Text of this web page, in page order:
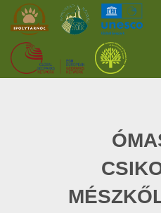
STAROVEKÉ POMPEJE
UDALOSTI (HU)